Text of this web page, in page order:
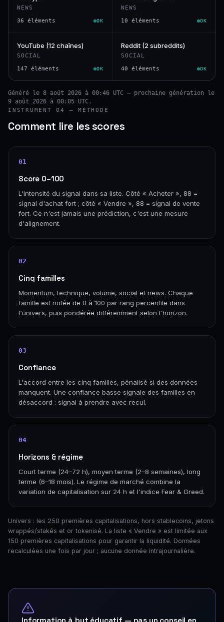
NEWS
36 éléments OK
NEWS
10 éléments OK
YouTube (12 chaînes)
SOCIAL
147 éléments OK
Reddit (2 subreddits)
SOCIAL
40 éléments OK
Généré le 8 août 2026 à 00:46 UTC — prochaine génération le
9 août 2026 à 00:05 UTC.
INSTRUMENT 04 — MÉTHODE
Comment lire les scores
01
Score 0–100
L'intensité du signal dans sa liste. Côté « Acheter », 88 =
signal d'achat fort ; côté « Vendre », 88 = signal de vente
fort. Ce n'est jamais une prédiction, c'est une mesure
d'alignement.
02
Cinq familles
Momentum, technique, volume, social et news. Chaque
famille est notée de 0 à 100 par rang percentile dans
l'univers, puis pondérée différemment selon l'horizon.
03
Confiance
L'accord entre les cinq familles, pénalisé si des données
manquent. Une confiance basse signale des familles en
désaccord : signal à prendre avec recul.
04
Horizons & régime
Court terme (24–72 h), moyen terme (2–8 semaines), long
terme (6–18 mois). Le régime de marché combine la
variation de capitalisation sur 24 h et l'indice Fear & Greed.
Univers : les 250 premières capitalisations, hors stablecoins, jetons
wrappés/stakés et or tokenisé. La liste « Vendre » est limitée aux
150 premières capitalisations pour garantir la liquidité. Données
recalculées une fois par jour ; aucune donnée intrajournalière.